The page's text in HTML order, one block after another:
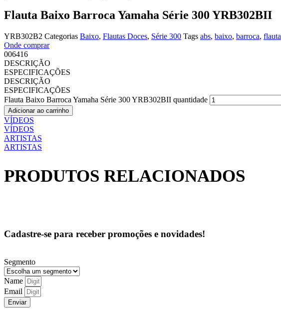
Flauta Baixo Barroca Yamaha Série 300 YRB302BII
YRB302B2 Categorias Baixo, Flautas Doces, Série 300 Tags abs, baixo, barroca, flauta
Onde comprar
006416
DESCRIÇÃO
ESPECIFICAÇÕES
DESCRIÇÃO
ESPECIFICAÇÕES
Flauta Baixo Barroca Yamaha Série 300 YRB302BII quantidade
Adicionar ao carrinho
VÍDEOS
VÍDEOS
ARTISTAS
ARTISTAS
PRODUTOS RELACIONADOS
Cadastre-se para receber promoções e novidades!
Segmento
Name
Email
Enviar